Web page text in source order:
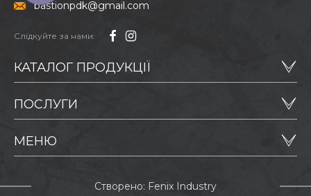
bastionpdk@gmail.com
Слідкуйте за нами:
КАТАЛОГ ПРОДУКЦІЇ
ПОСЛУГИ
МЕНЮ
Створено: Fenix Industry